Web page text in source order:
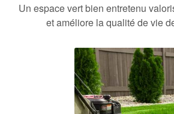
Un espace vert bien entretenu
et améliore la qualité de vie